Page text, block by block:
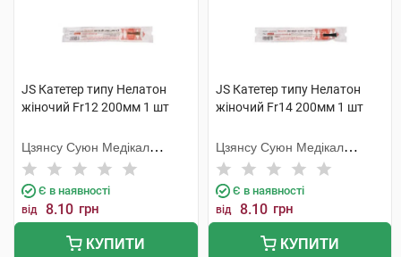
JS Катетер типу Нелатон
жіночий Fr12 200мм 1 шт
Цзянсу Суюн Медікал
Метіріалс
Є в наявності
від 8.10 грн
КУПИТИ
JS Катетер типу Нелатон
жіночий Fr14 200мм 1 шт
Цзянсу Суюн Медікал
Метіріалс
Є в наявності
від 8.10 грн
КУПИТИ